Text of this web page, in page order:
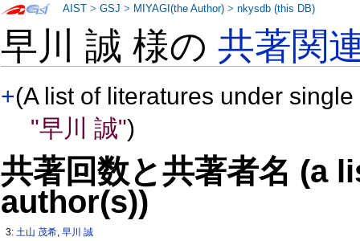
早川 誠 様の共著関
+(A list of literatures under
"早川 誠")
共著回数と共著者名 (a
author(s))
3:土山 茂希,早川 誠
AIST >GSJ > MIYAGI(the Author) >nkysdb (this DB)